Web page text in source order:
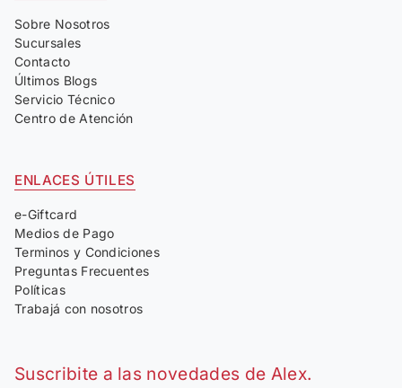
Sobre Nosotros
Sucursales
Contacto
Últimos Blogs
Servicio Técnico
Centro de Atención
ENLACES ÚTILES
e-Giftcard
Medios de Pago
Terminos y Condiciones
Preguntas Frecuentes
Políticas
Trabajá con nosotros
Suscribite a las novedades de Alex.